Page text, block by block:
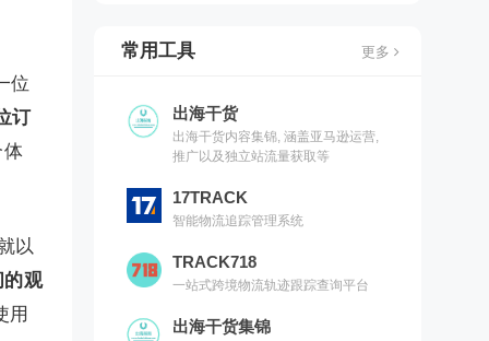
位
订
体
以
的观
用
常用工具 更多
出海干货
出海干货内容集锦, 涵盖亚马逊运营,
推广以及独立站流量获取等
17TRACK
智能物流追踪管理系统
TRACK718
一站式跨境物流轨迹跟踪查询平台
出海干货集锦